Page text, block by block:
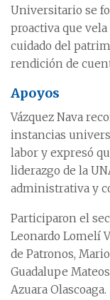
Universitario se
proactiva que
cuidado del
rendición de
Apoyos
Vázquez Nava
instancias
labor y expresó
liderazgo de la
administrativa y
Participaron el
Leonardo Lomelí
de Patronos,
Guadalupe
Azuara Olascoaga.